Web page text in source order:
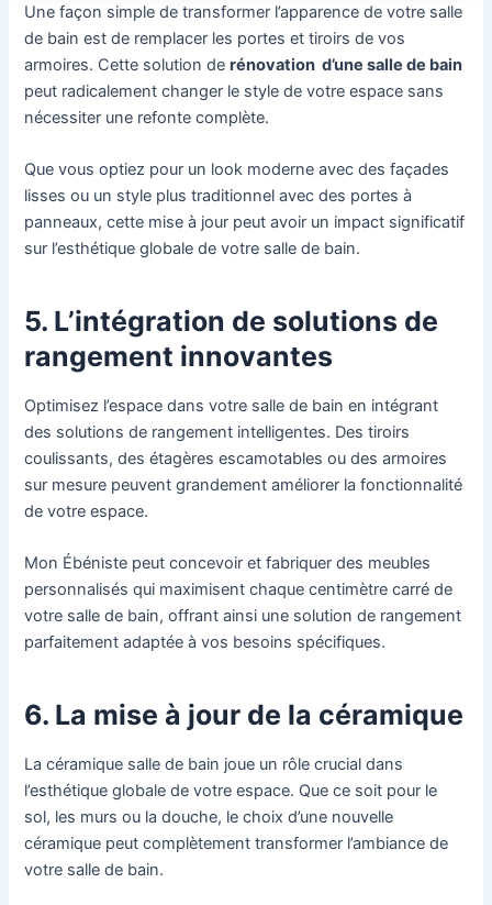
Une façon simple de transformer l’apparence de votre salle
de bain est de remplacer les portes et tiroirs de vos
armoires. Cette solution derénovation d’une salle de bain
peut radicalement changer le style de votre espace sans
nécessiter une refonte complète.
Que vous optiez pour un look moderne avec des façades
lisses ou un style plus traditionnel avec des portes à
panneaux, cette mise à jour peut avoir un impact significatif
sur l’esthétique globale de votre salle de bain.
5. L’intégration de solutions de
rangement innovantes
Optimisez l’espace dans votre salle de bain en intégrant
des solutions de rangement intelligentes. Des tiroirs
coulissants, des étagères escamotables ou des armoires
sur mesure peuvent grandement améliorer la fonctionnalité
de votre espace.
Mon Ébéniste peut concevoir et fabriquer des meubles
personnalisés qui maximisent chaque centimètre carré de
votre salle de bain, offrant ainsi une solution de rangement
parfaitement adaptée à vos besoins spécifiques.
6. La mise à jour de la céramique
La céramique salle de bain joue un rôle crucial dans
l’esthétique globale de votre espace. Que ce soit pour le
sol, les murs ou la douche, le choix d’une nouvelle
céramique peut complètement transformer l’ambiance de
votre salle de bain.